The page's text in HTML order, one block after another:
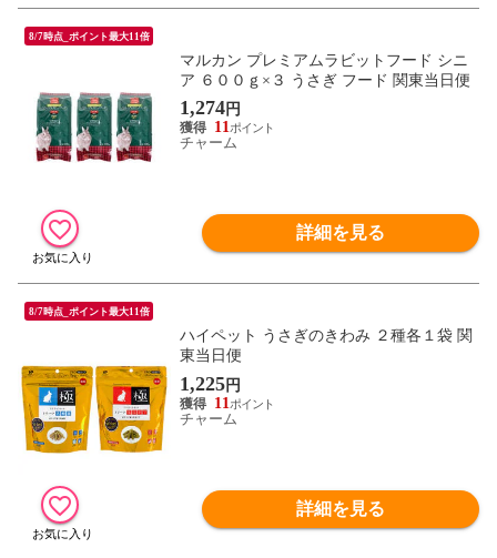
8/7時点_ポイント最大11倍
マルカン プレミアムラビットフード シニ
ア ６００ｇ×３ うさぎ フード 関東当日便
1,274円
11
チャーム
詳細を見る
8/7時点_ポイント最大11倍
ハイペット うさぎのきわみ ２種各１袋 関
東当日便
1,225円
11
チャーム
詳細を見る